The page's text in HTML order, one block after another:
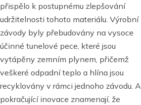
přispělo k postupnému zlepšování
udržitelnosti tohoto materiálu. Výrobní
závody byly přebudovány na vysoce
účinné tunelové pece, které jsou
vytápěny zemním plynem, přičemž
veškeré odpadní teplo a hlína jsou
recyklovány v rámci jednoho závodu. A
pokračující inovace znamenají, že